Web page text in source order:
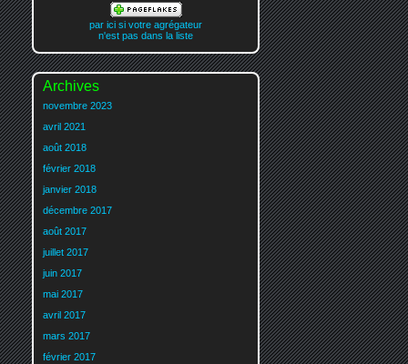
par ici si votre agrégateur
n'est pas dans la liste
Archives
novembre 2023
avril 2021
août 2018
février 2018
janvier 2018
décembre 2017
août 2017
juillet 2017
juin 2017
mai 2017
avril 2017
mars 2017
février 2017